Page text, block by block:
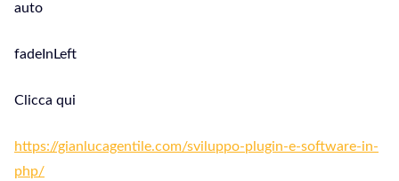
auto
fadeInLeft
Clicca qui
https://gianlucagentile.com/sviluppo-plugin-e-software-in-
php/